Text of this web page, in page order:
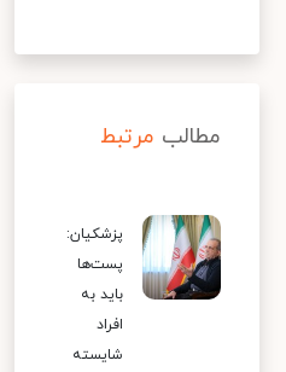
مطالب مرتبط
پزشکیان:
پست‌ها
باید به
افراد
شایسته